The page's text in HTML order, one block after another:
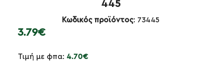
445
Κωδικός προϊόντος: 73445
3.79€
Τιμή με φπα: 4.70€